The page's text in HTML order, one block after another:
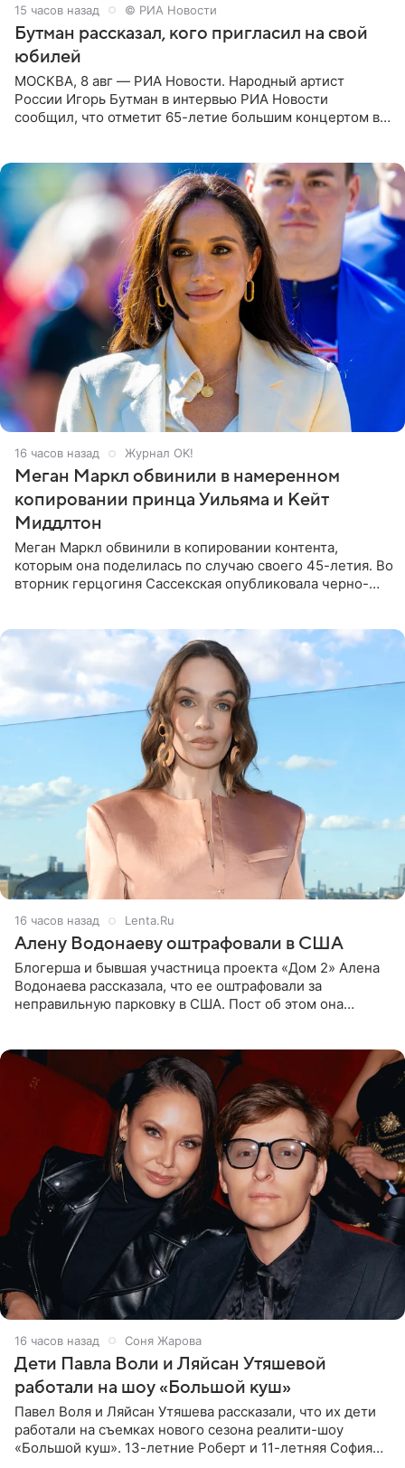
15 часов назад © РИА Новости
Бутман рассказал, кого пригласил на свой
юбилей
МОСКВА, 8 авг — РИА Новости. Народный артист
России Игорь Бутман в интервью РИА Новости
сообщил, что отметит 65-летие большим концертом в
16 часов назад Журнал OK!
Меган Маркл обвинили в намеренном
копировании принца Уильяма и Кейт
Миддлтон
Меган Маркл обвинили в копировании контента,
которым она поделилась по случаю своего 45-летия. Во
вторник герцогиня Сассекская опубликовала черно-
16 часов назад Lenta.Ru
Алену Водонаеву оштрафовали в США
Блогерша и бывшая участница проекта «Дом 2» Алена
Водонаева рассказала, что ее оштрафовали за
неправильную парковку в США. Пост об этом она
16 часов назад Соня Жарова
Дети Павла Воли и Ляйсан Утяшевой
работали на шоу «Большой куш»
Павел Воля и Ляйсан Утяшева рассказали, что их дети
работали на съемках нового сезона реалити-шоу
«Большой куш». 13-летние Роберт и 11-летняя София